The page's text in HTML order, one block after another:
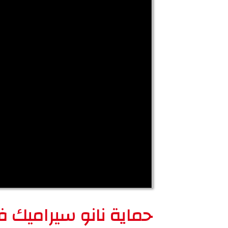
حماية نانو سيراميك